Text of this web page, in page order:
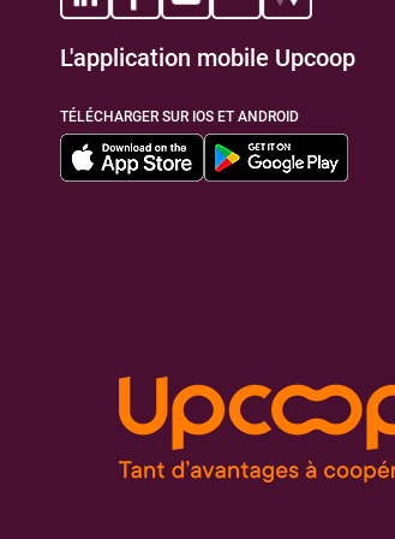
L'application mobile Upcoop
TÉLÉCHARGER SUR IOS ET ANDROID